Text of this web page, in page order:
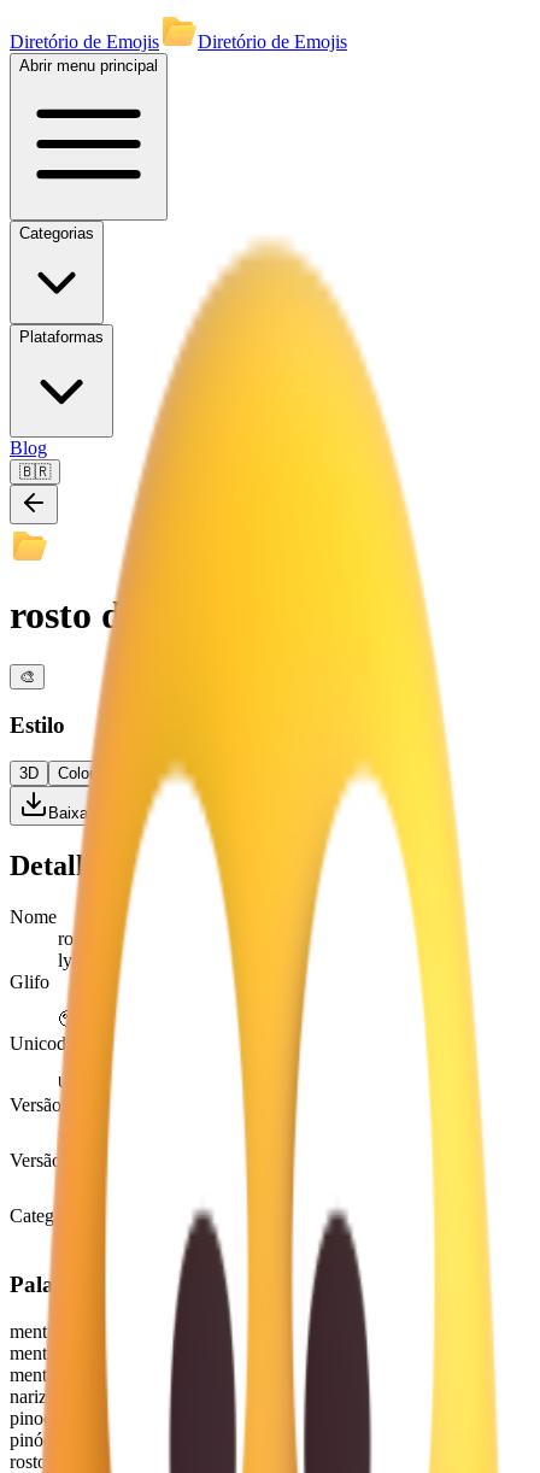
Diretório de Emojis Diretório de Emojis
Abrir menu principal
Categorias
Plataformas
Blog
🇧🇷
rosto de mentiroso
🎨
Estilo
3D Colorido Plano Alto Contraste
Baixar PNG
Detalhes
Nome
rosto de mentiroso
lying face
Glifo
🤥
Unicode
U+ 1F925
Versão Unicode
Unicode 9.0
Versão de lançamento
Emoji 3.0
Categoria
Sorrisos e Emoções
Palavras-chave
mentindo
mentira
mentiroso
nariz crescendo
pinocchio
pinóquio
rosto de mentiroso